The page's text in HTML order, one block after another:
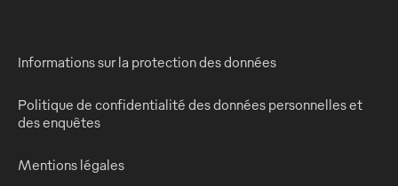
Informations sur la protection des données
Politique de confidentialité des données personnelles et
des enquêtes
Mentions légales